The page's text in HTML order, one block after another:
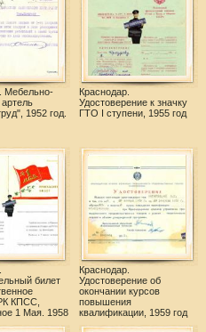
Мебельно-
1952 год.
Краснодар.
Удостоверение к значку
ГТО I ступени, 1955 год
билет
КПСС,
1 Мая. 1958
Краснодар.
Удостоверение об
окончании курсов
повышения
квалификации, 1959 год